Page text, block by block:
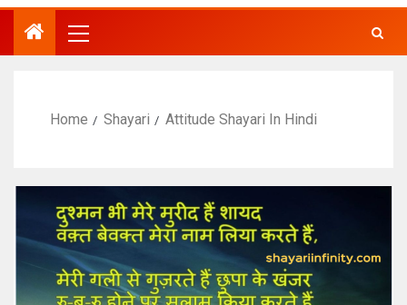
Home Shayari Attitude Shayari In Hindi